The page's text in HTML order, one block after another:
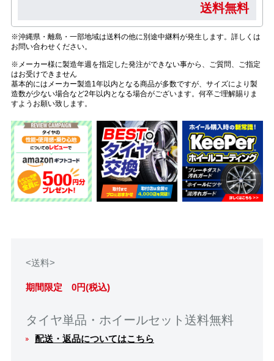
送料無料
※沖縄県・離島・一部地域は送料の他に別途中継料が発生します。詳しくは
お問い合わせください。
※メーカー様に製造年週を指定した発注ができない事から、ご質問、ご指定
はお受けできません
基本的にはメーカー製造1年以内となる商品が多数ですが、サイズにより製
造数が少ない場合など2年以内となる場合がございます。何卒ご理解賜りま
すようお願い致します。
<送料>
期間限定 0円(税込)
タイヤ単品・ホイールセット送料無料
配送・返品についてはこちら